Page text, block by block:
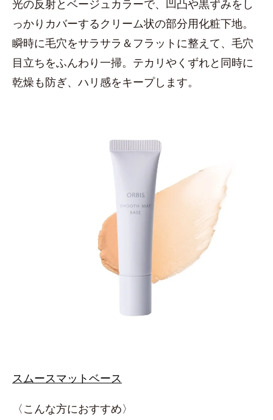
光の反射とベージュカラーで、凹凸や黒ずみをし
っかりカバーするクリーム状の部分用化粧下地。
瞬時に毛穴をサラサラ＆フラットに整えて、毛穴
目立ちをふんわり一掃。テカリやくずれと同時に
乾燥も防ぎ、ハリ感をキープします。
スムースマットベース
〈こんな方におすすめ〉